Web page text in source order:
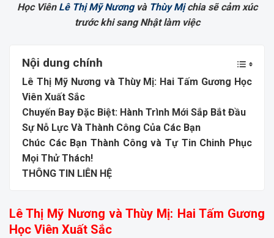
Học Viên Lê Thị Mỹ Nươngvà Thùy Mịchia sẽ cảm xúc
trước khi sang Nhật làm việc
Nội dung chính
Lê Thị Mỹ Nương và Thùy Mị: Hai Tấm Gương Học
Viên Xuất Sắc
Chuyến Bay Đặc Biệt: Hành Trình Mới Sắp Bắt Đầu
Sự Nỗ Lực Và Thành Công Của Các Bạn
Chúc Các Bạn Thành Công và Tự Tin Chinh Phục
Mọi Thử Thách!
THÔNG TIN LIÊN HỆ
Lê Thị Mỹ Nương và Thùy Mị: Hai Tấm Gương
Học Viên Xuất Sắc